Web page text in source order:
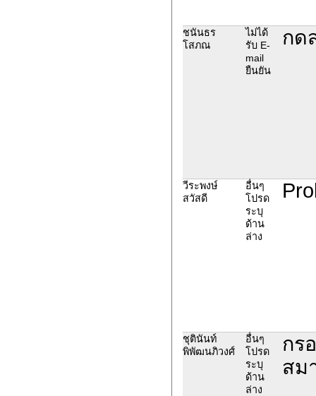
ชนันธร
โสภณ
ไม่ได้
รับ E-
mail
ยืนยัน
กด
วีระพงษ์
สวัสดี
อื่นๆ
โปรด
ระบุ
ด้าน
ล่าง
ชุตินันท์
พิพัฒนภิวงศ์
อื่นๆ
โปรด
ระบุ
ด้าน
ล่าง
กร
สม